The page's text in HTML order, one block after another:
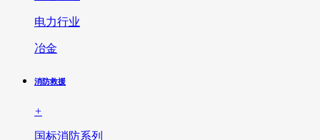
电力行业
冶金
消防救援
+
国标消防系列